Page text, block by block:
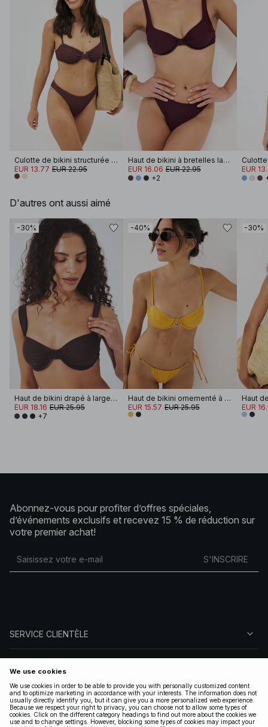
Culotte de bikini structurée échancrée
EUR 13.77 EUR 22.95
Haut de bikini à bretelles larges
EUR 16.06 EUR 22.95
+2
EUR
D'autres ont aussi aimé
-30%
Haut de bikini drapé à larges bretelles
EUR 18.16 EUR 25.95
+7
-40%
Haut de bikini ornementé à l'avant
EUR 15.57 EUR 25.95
-30%
EUR
Abonnez-vous pour profiter d’offres spéciales,
d’événements exclusifs et recevez 15 % de réduction sur
votre premier achat!
S'INSCRIRE
SERVICE CLIENTÈLE
SUIVEZ-NOUS
LÉGAL